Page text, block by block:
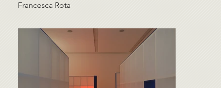
Francesca Rota